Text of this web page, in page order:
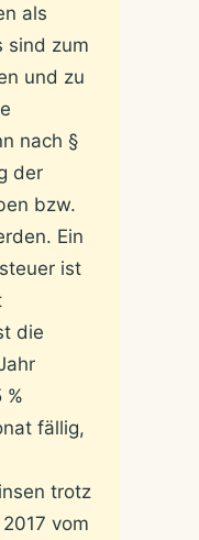
als
sind zum
und zu
nach §
der
bzw.
Ein
ist
die
%
fällig,
trotz
vom